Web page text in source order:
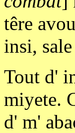
têre
insi,
Tout d'
miyete.
d' m'